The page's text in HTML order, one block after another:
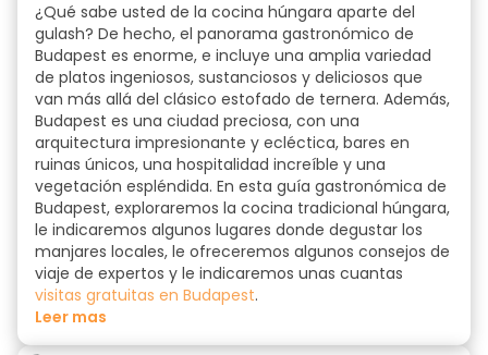
¿Qué sabe usted de la cocina húngara aparte del
gulash? De hecho, el panorama gastronómico de
Budapest es enorme, e incluye una amplia variedad
de platos ingeniosos, sustanciosos y deliciosos que
van más allá del clásico estofado de ternera. Además,
Budapest es una ciudad preciosa, con una
arquitectura impresionante y ecléctica, bares en
ruinas únicos, una hospitalidad increíble y una
vegetación espléndida. En esta guía gastronómica de
Budapest, exploraremos la cocina tradicional húngara,
le indicaremos algunos lugares donde degustar los
manjares locales, le ofreceremos algunos consejos de
viaje de expertos y le indicaremos unas cuantas
visitas gratuitas en Budapest.
Leer mas